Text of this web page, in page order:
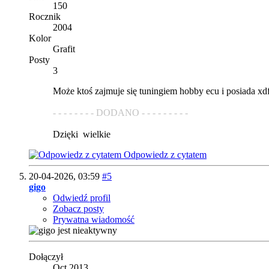
150
Rocznik
2004
Kolor
Grafit
Posty
3
Może ktoś zajmuje się tuningiem hobby ecu i posiada
- - - - - - - - DODANO - - - - - - - - -
Dzięki wielkie
Odpowiedz z cytatem
20-04-2026, 03:59 #5
gigo
Odwiedź profil
Zobacz posty
Prywatna wiadomość
Dołączył